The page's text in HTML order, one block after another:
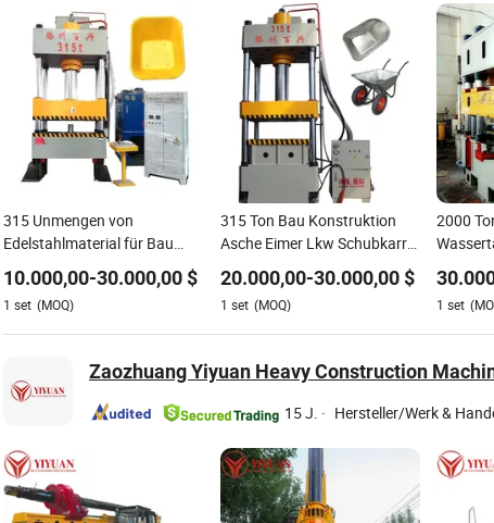
315 Unmengen von
Edelstahlmaterial für Bau
Eisenplattenmaterial
Schubkarre Ascheeimer
Lastwagen Schmieden
Formen Hydraulische Presse
10.000,00-30.000,00 $
1 set (MOQ)
315 Ton Bau Konstruktion
Asche Eimer Lkw Schubkarre
Wagen Pressen Formende
Hydraulikpresse
Stanzmaschine
20.000,00-30.000,00$
1 set (MOQ)
2000
1 set
Zaozhuang Yiyuan Heavy Construction
15 J. · Hersteller/Werk &